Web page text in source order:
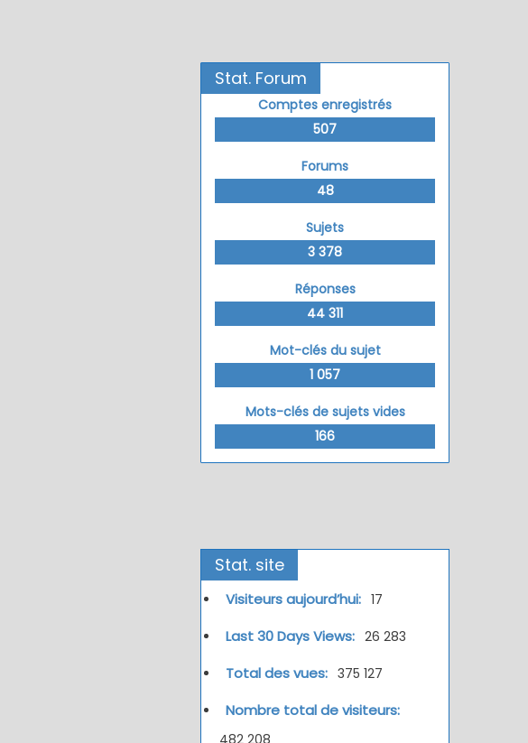
Stat. Forum
Comptes enregistrés
507
Forums
48
Sujets
3 378
Réponses
44 311
Mot-clés du sujet
1 057
Mots-clés de sujets vides
166
Stat. site
Visiteurs aujourd’hui: 17
Last 30 Days Views: 26 283
Total des vues: 375 127
Nombre total de visiteurs:
482 208